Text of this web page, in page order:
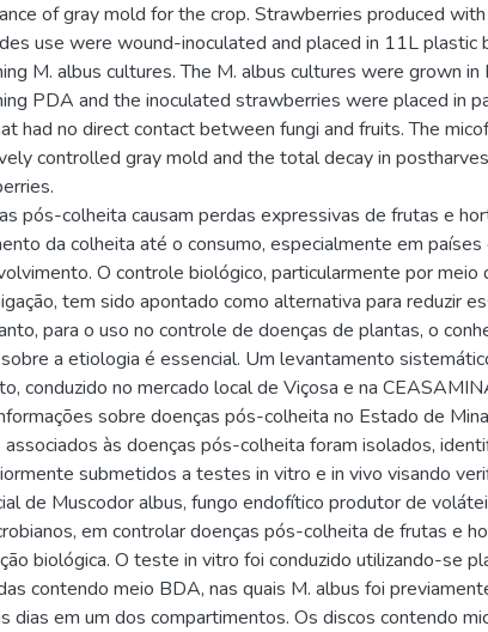
of gray mold for the crop. Strawberries produced
use were wound-inoculated and placed in 11L plastic
M. albus cultures. The M. albus cultures were grown in
PDA and the inoculated strawberries were placed in
had no direct contact between fungi and fruits. The
controlled gray mold and the total decay in
pós-colheita causam perdas expressivas de frutas e
da colheita até o consumo, especialmente em países
O controle biológico, particularmente por meio
tem sido apontado como alternativa para reduzir
para o uso no controle de doenças de plantas, o
a etiologia é essencial. Um levantamento
conduzido no mercado local de Viçosa e na
sobre doenças pós-colheita no Estado de
associados às doenças pós-colheita foram isolados,
submetidos a testes in vitro e in vivo visando
de Muscodor albus, fungo endofítico produtor de
em controlar doenças pós-colheita de frutas e
biológica. O teste in vitro foi conduzido utilizando-se
contendo meio BDA, nas quais M. albus foi
dias em um dos compartimentos. Os discos contendo